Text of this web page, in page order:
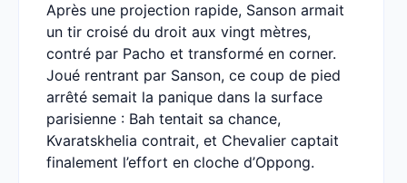
Après une projection rapide, Sanson armait
un tir croisé du droit aux vingt mètres,
contré par Pacho et transformé en corner.
Joué rentrant par Sanson, ce coup de pied
arrêté semait la panique dans la surface
parisienne : Bah tentait sa chance,
Kvaratskhelia contrait, et Chevalier captait
finalement l’effort en cloche d’Oppong.